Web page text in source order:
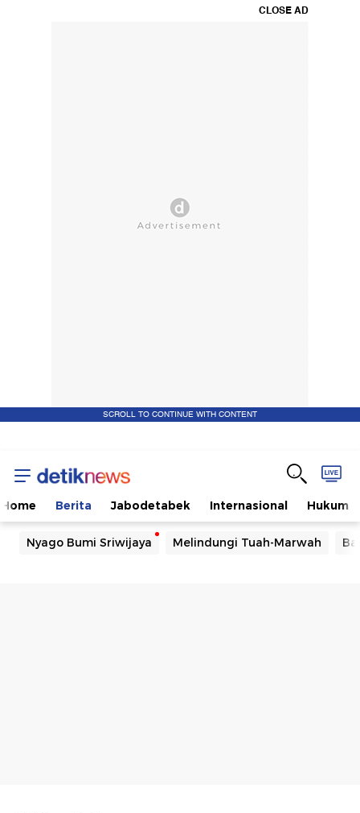
CLOSE AD
SCROLL TO CONTINUE WITH CONTENT
Home Berita Jabodetabek Internasional Hukum
Nyago Bumi Sriwijaya Melindungi Tuah-Marwah